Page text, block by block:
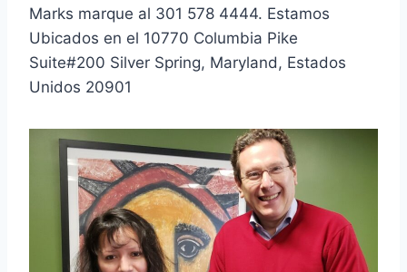
Marks marque al 301 578 4444. Estamos
Ubicados en el 10770 Columbia Pike
Suite#200 Silver Spring, Maryland, Estados
Unidos 20901